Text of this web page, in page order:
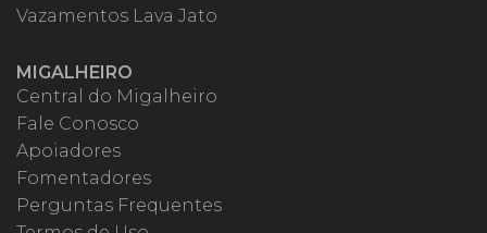
Vazamentos Lava Jato
MIGALHEIRO
Central do Migalheiro
Fale Conosco
Apoiadores
Fomentadores
Perguntas Frequentes